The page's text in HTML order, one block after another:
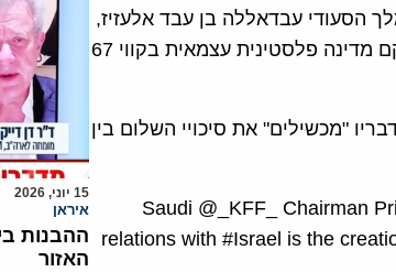
למעשה יוזמתו של המלך הסעודי עבדאללה בן עבד אלעזיז,
קובעת כי נורמליזציה בין מדינות ערב לישראל תתקיים רק לאחר שתוקם מדינה פלסטינית עצמאית בקווי 67
"מכשילים" את סיכויי השלום בין
Saudi @_KFF_ Chairman
relations with #Israel is the
15 יוני, 2026
איראן
ההבנות
האזור